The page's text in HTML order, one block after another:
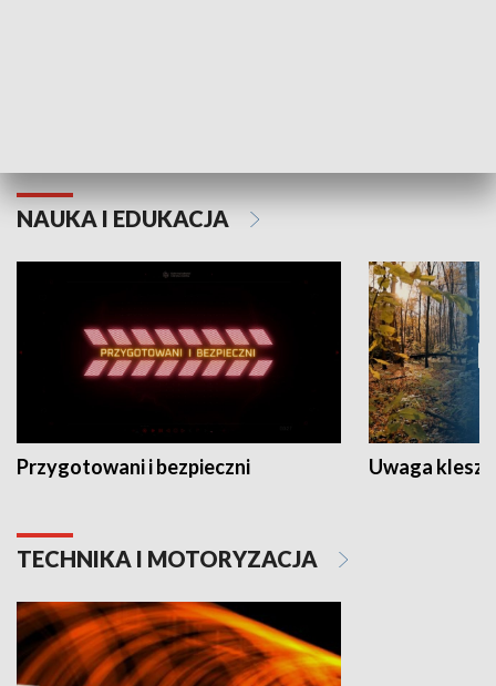
NAUKA I EDUKACJA
Przygotowani i bezpieczni Uwaga
TECHNIKA I MOTORYZACJA